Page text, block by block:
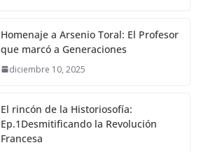
Homenaje a Arsenio Toral: El Profesor
que marcó a Generaciones
diciembre 10, 2025
El rincón de la Historiosofía:
Ep.1Desmitificando la Revolución
Francesa